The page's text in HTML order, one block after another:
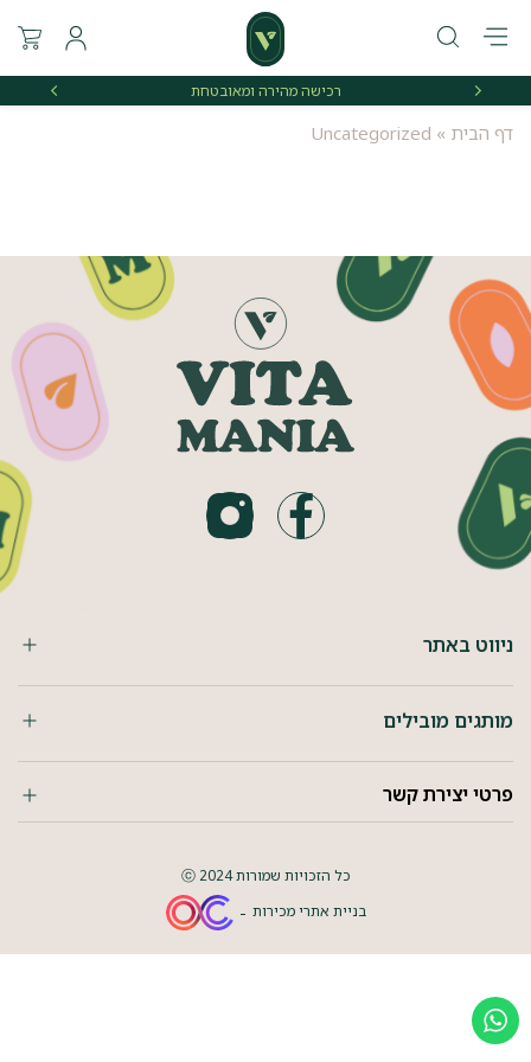
רכישה מהירה ומאובטחת
דף הבית »
Uncategorized
ניווט באתר
מותגים מובילים
פרטי יצירת קשר
בניית אתרי מכירות
כל הזכויות שמורות 2024 ⓒ